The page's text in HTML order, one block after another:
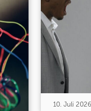
10. Juli 2026